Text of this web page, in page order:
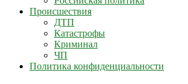
Происшествия
ДТП
Катастрофы
Криминал
ЧП
Политика конфиденциальности